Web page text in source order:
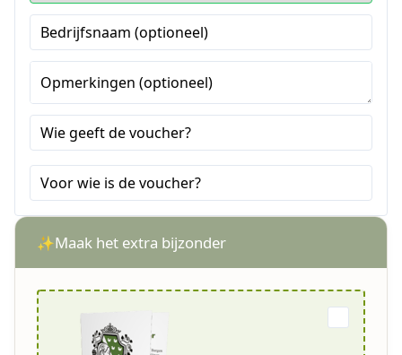
Bedrijfsnaam (optioneel)
Opmerkingen (optioneel)
Wie geeft de voucher?
Voor wie is de voucher?
✨Maak het extra bijzonder